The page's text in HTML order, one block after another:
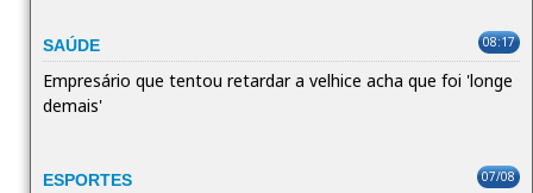
SAÚDE 08:17
Empresário que tentou retardar a velhice acha que foi 'longe
demais'
ESPORTES 07/08